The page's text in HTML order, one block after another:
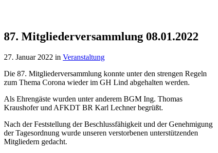
87. Mitgliederversammlung 08.01.2022
27. Januar 2022 in Veranstaltung
Die 87. Mitgliederversammlung konnte unter den strengen Regeln
zum Thema Corona wieder im GH Lind abgehalten werden.
Als Ehrengäste wurden unter anderem BGM Ing. Thomas
Kraushofer und AFKDT BR Karl Lechner begrüßt.
Nach der Feststellung der Beschlussfähigkeit und der Genehmigung
der Tagesordnung wurde unseren verstorbenen unterstützenden
Mitgliedern gedacht.